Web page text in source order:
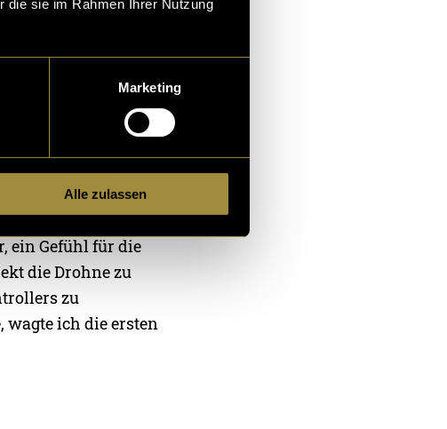
die sie im Rahmen Ihrer Nutzung
Marketing
Alle zulassen
war FPV-
im Simulator.
und trainierte mit
verwendete.
ein Gefühl für die
die Drohne zu
zu
ich die ersten